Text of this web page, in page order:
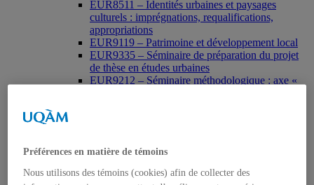
EUR8511 – Identités urbaines et paysages
culturels : imprégnations, requalifications,
appropriations
EUR9119 – Patrimoine et développement local
EUR9335 – Séminaire de préparation du projet
de thèse en études urbaines
EUR9212 – Séminaire méthodologique : axe «
Histoire de l’art
HAR2644 – Animation, communications,
gestion en patrimoine
Préférences en matière de témoins
Nous utilisons des témoins (cookies) afin de collecter des